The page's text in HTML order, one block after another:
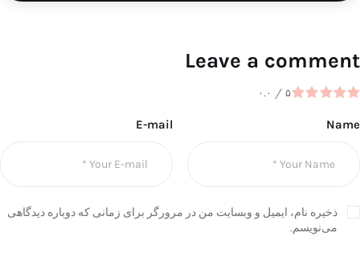
Leave a comment
۰.۰ / ۵
Name
E-mail
ذخیره نام، ایمیل و وبسایت من در مرورگر برای زمانی که دوباره دیدگاهی
می‌نویسم.